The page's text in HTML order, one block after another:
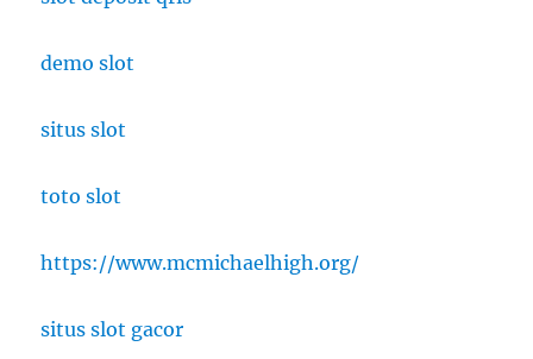
demo slot
situs slot
toto slot
https://www.mcmichaelhigh.org/
situs slot gacor